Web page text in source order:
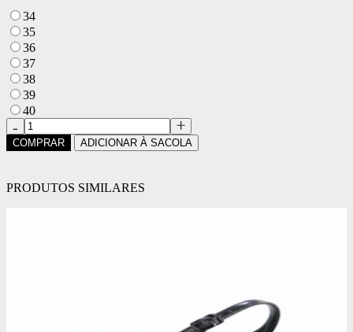
34
35
36
37
38
39
40
COMPRAR ADICIONAR À SACOLA
PRODUTOS SIMILARES